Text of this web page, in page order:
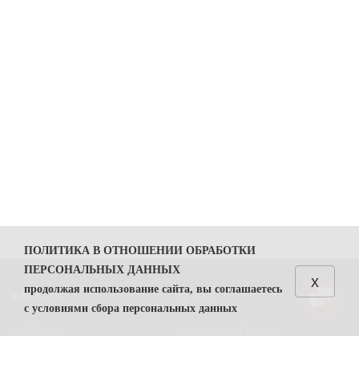
КАТАЛОГ О НАС
ПОЛИТИКА В ОТНОШЕНИИ ОБРАБОТКИ
ПЕРСОНАЛЬНЫХ ДАННЫХ
продолжая использование сайта, вы соглашаетесь
с условиями сбора персональных данных
x